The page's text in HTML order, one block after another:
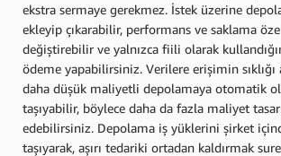
ekstra sermaye gerekmez. İstek üzerine
ekleyip çıkarabilir, performans ve saklama
değiştirebilir ve yalnızca fiili olarak
ödeme yapabilirsiniz. Verilere erişimin sıklığı
daha düşük maliyetli depolamaya otomatik
taşıyabilir, böylece daha da fazla maliyet
edebilirsiniz. Depolama iş yüklerini şirket
taşıyarak, aşırı tedariki ortadan kaldırmak